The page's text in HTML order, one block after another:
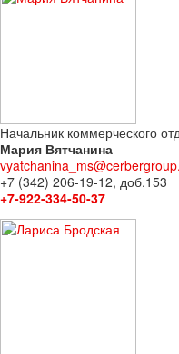
Начальник коммерческого
Мария Вятчанина
+7 (342) 206-19-12, доб.153
+7-922-334-50-37